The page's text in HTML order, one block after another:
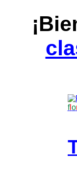
flo